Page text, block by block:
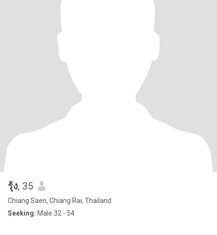
รุ้ง, 35
Chiang Saen, Chiang Rai, Thailand
Seeking: Male 32 - 54